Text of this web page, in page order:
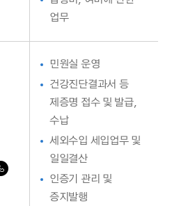
업무
민원실 운영
건강진단결과서 등
제증명 접수 및 발급,
수납
세외수입 세입업무 및
일일결산
인증기 관리 및
증지발행